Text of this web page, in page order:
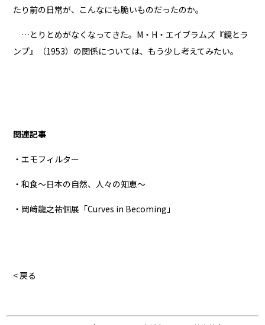
たり前の日常が、こんなにも脆いものだったのか。
…とりとめがなくなってきた。M・H・エイブラムズ『鏡とラ
ンプ』（1953）の関係については、もう少し考えてみたい。
関連記事
・エモフィルター
・和食〜日本の自然、人々の知恵〜
・岡﨑龍之祐個展「Curves in Becoming」
< 戻る